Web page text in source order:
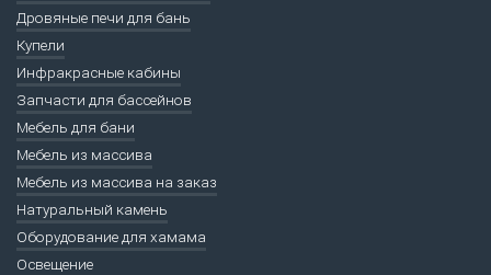
Дровяные печи для бань
Купели
Инфракрасные кабины
Запчасти для бассейнов
Мебель для бани
Мебель из массива
Мебель из массива на заказ
Натуральный камень
Оборудование для хамама
Освещение